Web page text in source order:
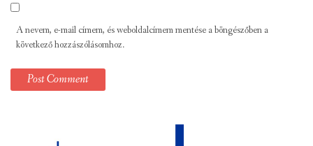
A nevem, e-mail címem, és weboldalcímem mentése a böngészőben a
következő hozzászólásomhoz.